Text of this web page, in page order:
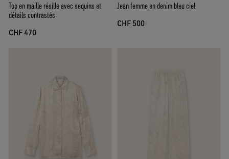
Top en maille résille avec sequins et
détails contrastés
CHF 470
Jean femme en denim bleu ciel
CHF 500